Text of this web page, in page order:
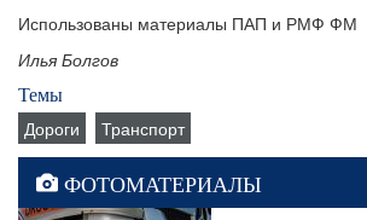
Использованы материалы ПАП и РМФ ФМ
Илья Болгов
Темы
Дороги Транспорт
ФОТОМАТЕРИАЛЫ